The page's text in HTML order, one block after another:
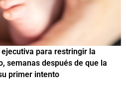
para restringir la
semanas después de que la
primer intento